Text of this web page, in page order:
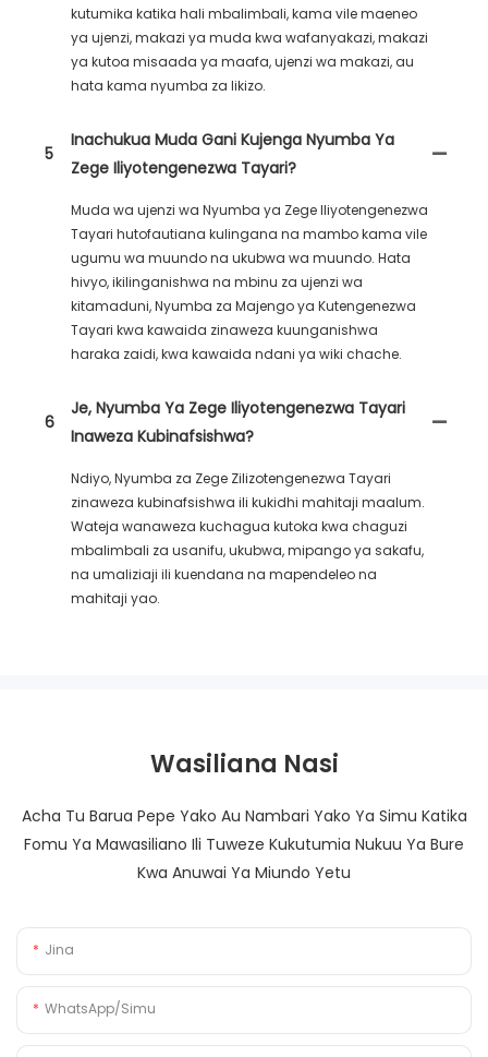
kutumika katika hali mbalimbali, kama vile maeneo
ya ujenzi, makazi ya muda kwa wafanyakazi, makazi
ya kutoa misaada ya maafa, ujenzi wa makazi, au
hata kama nyumba za likizo.
5
Inachukua Muda Gani Kujenga Nyumba Ya
Zege Iliyotengenezwa Tayari?
Muda wa ujenzi wa Nyumba ya Zege Iliyotengenezwa
Tayari hutofautiana kulingana na mambo kama vile
ugumu wa muundo na ukubwa wa muundo. Hata
hivyo, ikilinganishwa na mbinu za ujenzi wa
kitamaduni, Nyumba za Majengo ya Kutengenezwa
Tayari kwa kawaida zinaweza kuunganishwa
haraka zaidi, kwa kawaida ndani ya wiki chache.
6
Je, Nyumba Ya Zege Iliyotengenezwa Tayari
Inaweza Kubinafsishwa?
Ndiyo, Nyumba za Zege Zilizotengenezwa Tayari
zinaweza kubinafsishwa ili kukidhi mahitaji maalum.
Wateja wanaweza kuchagua kutoka kwa chaguzi
mbalimbali za usanifu, ukubwa, mipango ya sakafu,
na umaliziaji ili kuendana na mapendeleo na
mahitaji yao.
Wasiliana Nasi
Acha Tu Barua Pepe Yako Au Nambari Yako Ya Simu Katika
Fomu Ya Mawasiliano Ili Tuweze Kukutumia Nukuu Ya Bure
Kwa Anuwai Ya Miundo Yetu
Jina
WhatsApp/Simu